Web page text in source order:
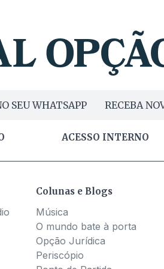
SEU WHATSAPP RECEBA
ACESSO INTERNO
Colunas e Blogs
Música
O mundo bate à porta
Opção Jurídica
Periscópio